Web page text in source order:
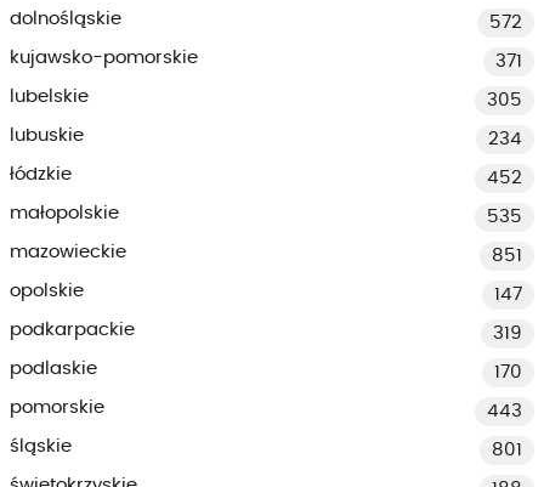
dolnośląskie
572
kujawsko-pomorskie
371
lubelskie
305
lubuskie
234
łódzkie
452
małopolskie
535
mazowieckie
851
opolskie
147
podkarpackie
319
podlaskie
170
pomorskie
443
śląskie
801